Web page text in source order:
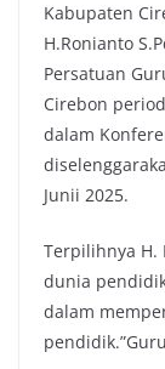
c
e
b
o
o
k
i
t
t
e
r
Kabupaten
H.Ronianto
Persatuan
Cirebon
dalam
Junii 2025.
Terpilihnya H.
dunia
dalam